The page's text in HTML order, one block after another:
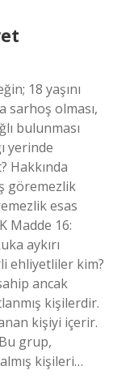
18 yaşını
sarhoş olması,
bulunması
yerinde
Hakkında
göremezlik
esas
Madde 16:
aykırı
ehliyetliler kim?
ancak
kişilerdir.
kişiyi içerir.
grup,
kişileri…